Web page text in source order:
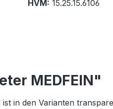
HVM: 15.25.15.6106
MEDFEIN"
in den Varianten